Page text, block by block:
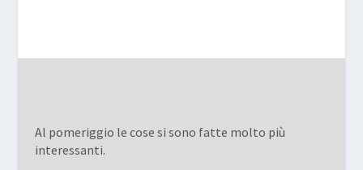
Al pomeriggio le cose si sono fatte molto più
interessanti.